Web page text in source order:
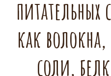
питательных
как
соли,